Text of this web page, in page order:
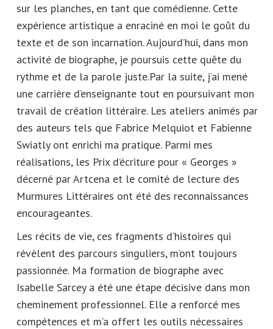
sur les planches, en tant que comédienne. Cette
expérience artistique a enraciné en moi le goût du
texte et de son incarnation. Aujourd’hui, dans mon
activité de biographe, je poursuis cette quête du
rythme et de la parole juste.Par la suite, j’ai mené
une carrière d’enseignante tout en poursuivant mon
travail de création littéraire. Les ateliers animés par
des auteurs tels que Fabrice Melquiot et Fabienne
Swiatly ont enrichi ma pratique. Parmi mes
réalisations, les Prix d’écriture pour « Georges »
décerné par Artcena et le comité de lecture des
Murmures Littéraires ont été des reconnaissances
encourageantes.
Les récits de vie, ces fragments d’histoires qui
révèlent des parcours singuliers, m’ont toujours
passionnée. Ma formation de biographe avec
Isabelle Sarcey a été une étape décisive dans mon
cheminement professionnel. Elle a renforcé mes
compétences et m’a offert les outils nécessaires